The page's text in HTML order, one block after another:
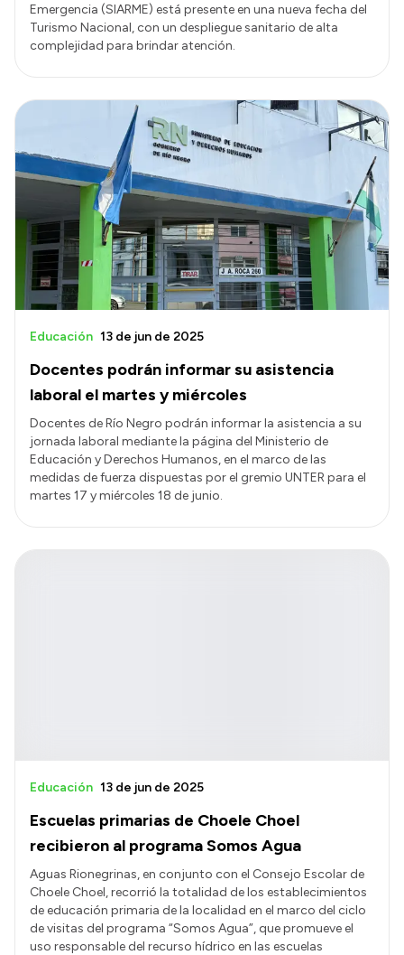
Login
Emergencia (SIARME) está presente en una nueva fecha del
Turismo Nacional, con un despliegue sanitario de alta
complejidad para brindar atención.
Docentes podrán informar su asistencia
laboral el martes y miércoles
Educación 13 de jun de 2025
Docentes de Río Negro podrán informar la asistencia a su
jornada laboral mediante la página del Ministerio de
Educación y Derechos Humanos, en el marco de las
medidas de fuerza dispuestas por el gremio UNTER para el
martes 17 y miércoles 18 de junio.
Escuelas primarias de Choele Choel
recibieron al programa Somos Agua
Educación 13 de jun de 2025
Aguas Rionegrinas, en conjunto con el Consejo Escolar de
Choele Choel, recorrió la totalidad de los establecimientos
de educación primaria de la localidad en el marco del ciclo
de visitas del programa “Somos Agua”, que promueve el
uso responsable del recurso hídrico en las escuelas